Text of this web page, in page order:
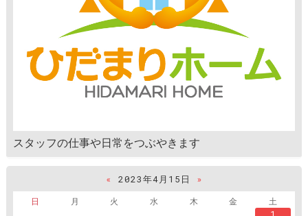
スタッフの仕事や日常をつぶやきます
« 2023年4月15日
»
日
月 火 水 木 金
土